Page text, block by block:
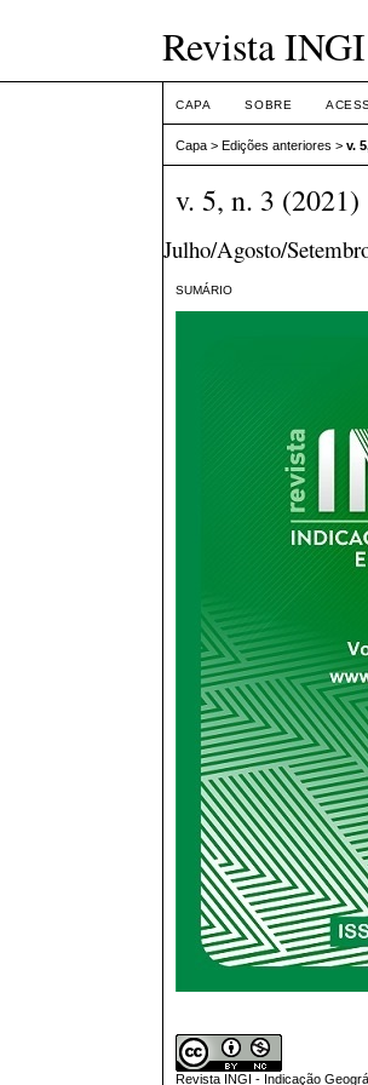
Revista
CAPA SOBRE
Capa >Edições anteriores >v.
v. 5, n. 3 (2021)
Julho/Agosto/
SUMÁRIO
Revista INGI - Indicação